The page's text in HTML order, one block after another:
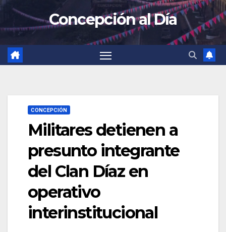
Concepción al Día
CONCEPCIÓN
Militares detienen a
presunto integrante
del Clan Díaz en
operativo
interinstitucional